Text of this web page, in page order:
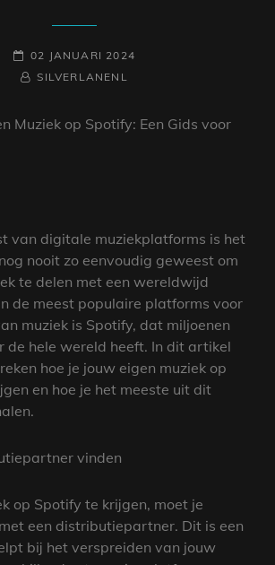
GEPLAATST
OP
02 JANUARI 2024
NAAMREGEL
BYLINE
SILVERLANENL
Muziek op Spotify: Een Gids voor
van digitale muziekplatforms is het
nooit zo eenvoudig geweest om
te delen met een wereldwijd
de meest populaire platforms voor
muziek is Spotify, dat miljoenen
de hele wereld heeft. In dit artikel
hoe je jouw eigen muziek op
en hoe je het meeste uit dit
vinden
op Spotify te krijgen, moet je
een distributiepartner. Dit is een
bij het verspreiden van jouw